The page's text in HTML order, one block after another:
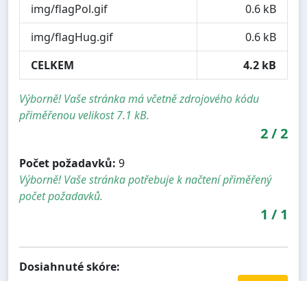
img/flagPol.gif
0.6 kB
img/flagHug.gif
0.6 kB
CELKEM
4.2 kB
Výborně! Vaše stránka má včetně zdrojového kódu
přiměřenou velikost 7.1 kB.
2/2
Počet požadavků: 9
Výborně! Vaše stránka potřebuje k načtení přiměřený
počet požadavků.
1 / 1
Dosiahnuté skóre: